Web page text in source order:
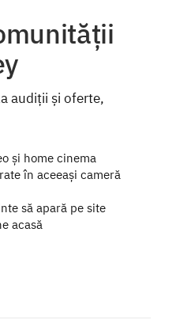
audiții și oferte,
și home cinema
în aceeași cameră
să apară pe site
acasă